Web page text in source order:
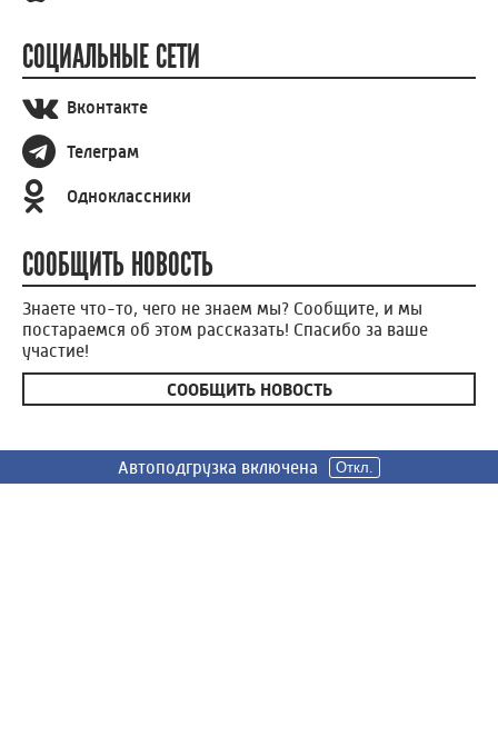
СОЦИАЛЬНЫЕ СЕТИ
Вконтакте
Телеграм
Одноклассники
СООБЩИТЬ НОВОСТЬ
Знаете что-то, чего не знаем мы? Сообщите, и мы
постараемся об этом рассказать! Спасибо за ваше
участие!
СООБЩИТЬ НОВОСТЬ
Россия 24 Вести Иваново Новости Сюжеты
Автоподгрузка включена Откл.
Автоподгрузка включена Откл.